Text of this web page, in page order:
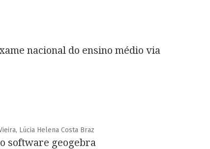
nacional do ensino médio via
Lúcia Helena Costa Braz
software geogebra